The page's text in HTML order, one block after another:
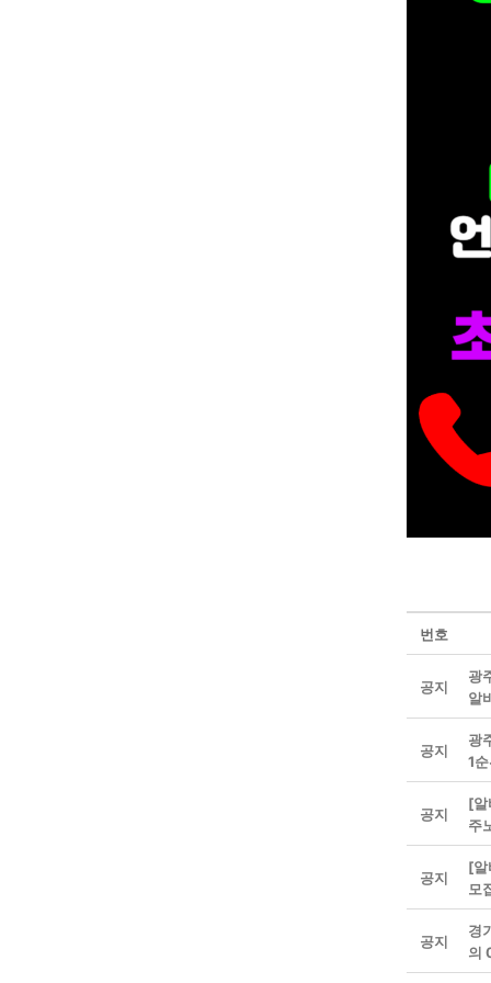
번호
공지
광
알
공지
광
1
공지
[
주
공지
[
모
공지
경
의